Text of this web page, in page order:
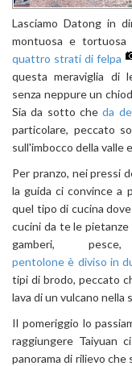
Lasciamo Datong in
montuosa e tortuosa
quattro strati di felpa
questa meraviglia di
senza neppure un
Sia da sotto cheda
particolare, peccato
sull'imbocco della valle
Per pranzo, nei pressi
la guida ci convince a
quel tipo di cucina
cucini da te le
gamberi,
pentolone è diviso in
tipi di brodo, peccato
lava di un vulcano nella
Il pomeriggio lo
raggiungere Taiyuan
panorama di rilievo